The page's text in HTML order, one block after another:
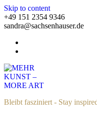
Skip to content
+49 151 2354 9346
sandra@sachsenhauser.de
Bleibt fasziniert - Stay